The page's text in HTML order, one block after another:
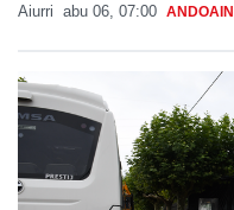
Aiurri abu 06, 07:00 ANDOAIN